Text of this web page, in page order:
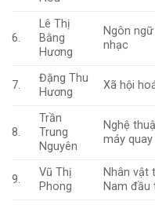
6.
Lê Thị
Bằng
Hương
Ngôn
nhạc
7.
Đặng Thu
Hương
Xã hội
8.
Trần
Trung
Nguyên
Nghệ
máy quay
9.
Vũ Thị
Phong
Nhân vật
Nam đầu